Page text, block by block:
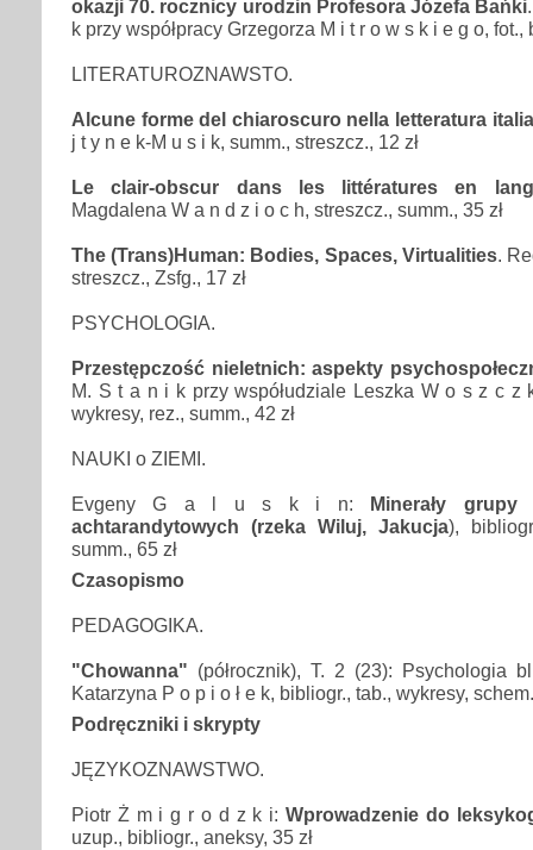
okazji 70. rocznicy urodzin Profesora Józefa Bańki
k przy współpracy Grzegorza M i t r o w s k i e g o, fot.,
LITERATUROZNAWSTO.
Alcune forme del chiaroscuro nella letteratura
j t y n e k-M u s i k, summ., streszcz., 12 zł
Le clair-obscur dans les littératures en
Magdalena W a n d z i o c h, streszcz., summ., 35 zł
The (Trans)Human: Bodies, Spaces, Virtualities.
streszcz., Zsfg., 17 zł
PSYCHOLOGIA.
Przestępczość nieletnich: aspekty
M. S t a n i k przy współudziale Leszka W o s z c z
wykresy, rez., summ., 42 zł
NAUKI o ZIEMI.
Evgeny G a l u s k i n: Minerały grupy
achtarandytowych (rzeka Wiluj, Jakucja),
summ., 65 zł
Czasopismo
PEDAGOGIKA.
"Chowanna" (półrocznik), T. 2 (23): Psychologia
Katarzyna P o p i o ł e k, bibliogr., tab., wykresy,
Podręczniki i skrypty
JĘZYKOZNAWSTWO.
Piotr Ż m i g r o d z k i: Wprowadzenie do
uzup., bibliogr., aneksy, 35 zł